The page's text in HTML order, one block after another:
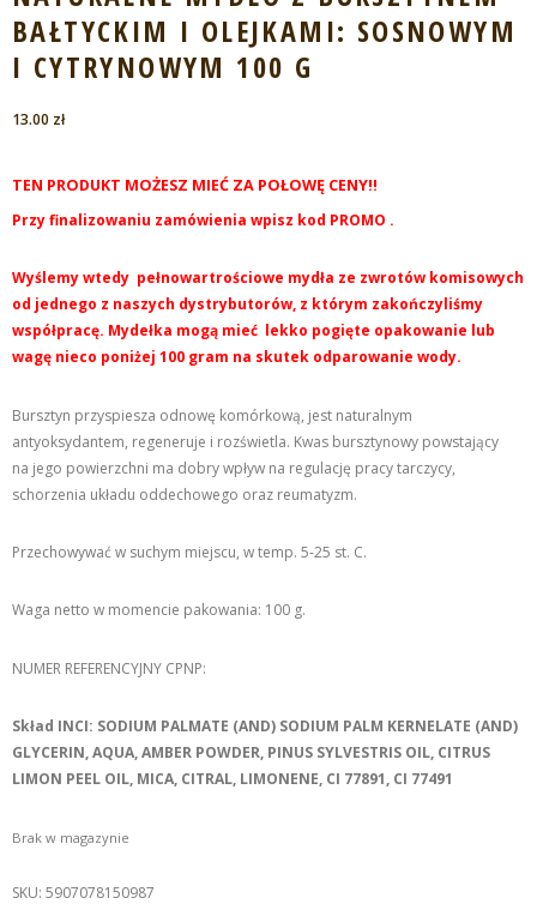
BAŁTYCKIM I OLEJKAMI: SOSNOWYM
I CYTRYNOWYM 100 G
13.00 zł
TEN PRODUKT MOŻESZ MIEĆ ZA POŁOWĘ CENY!!
Przy finalizowaniu zamówienia wpisz kod PROMO .
Wyślemy wtedy pełnowartrościowe mydła ze zwrotów komisowych
od jednego z naszych dystrybutorów, z którym zakończyliśmy
współpracę. Mydełka mogą mieć lekko pogięte opakowanie lub
wagę nieco poniżej 100 gram na skutek odparowanie wody.
Bursztyn przyspiesza odnowę komórkową, jest naturalnym
antyoksydantem, regeneruje i rozświetla. Kwas bursztynowy powstający
na jego powierzchni ma dobry wpływ na regulację pracy tarczycy,
schorzenia układu oddechowego oraz reumatyzm.
Przechowywać w suchym miejscu, w temp. 5-25 st. C.
Waga netto w momencie pakowania: 100 g.
NUMER REFERENCYJNY CPNP:
Skład INCI: SODIUM PALMATE (AND) SODIUM PALM KERNELATE (AND)
GLYCERIN, AQUA, AMBER POWDER, PINUS SYLVESTRIS OIL, CITRUS
LIMON PEEL OIL, MICA, CITRAL, LIMONENE, CI 77891, CI 77491
Brak w magazynie
SKU: 5907078150987